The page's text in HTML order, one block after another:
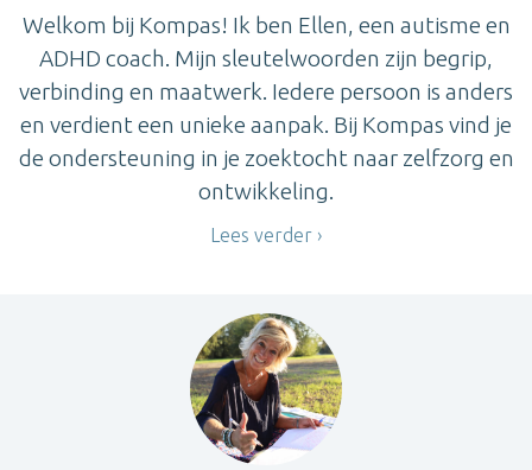
Welkom bij Kompas! Ik ben Ellen, een autisme en
ADHD coach. Mijn sleutelwoorden zijn begrip,
verbinding en maatwerk. Iedere persoon is anders
en verdient een unieke aanpak. Bij Kompas vind je
de ondersteuning in je zoektocht naar zelfzorg en
ontwikkeling.
Lees verder